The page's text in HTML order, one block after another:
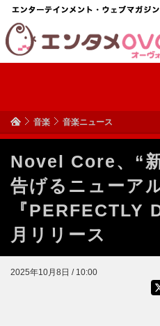
音楽 音楽ニュース
Novel Core、“
告げるニューア
『PERFECTLY
月リリース
2025年10月8日 / 10:00